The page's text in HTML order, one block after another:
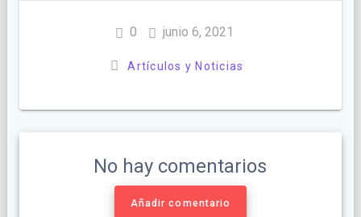
0 junio 6, 2021
Artículos y Noticias
No hay comentarios
Añadir comentario